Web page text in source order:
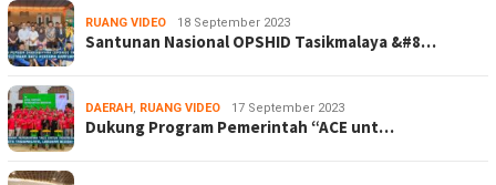
RUANG VIDEO 18 September 2023
Santunan Nasional OPSHID Tasikmalaya &#8…
DAERAH , RUANG VIDEO 17 September 2023
Dukung Program Pemerintah “ACE unt…